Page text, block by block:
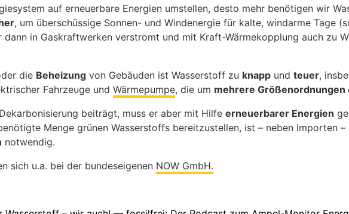
auf erneuerbare Energien umstellen, desto mehr benötigen wir
, um überschüssige Sonnen- und Windenergie für kalte, windarme Tage
dann in Gaskraftwerken verstromt und mit Kraft-Wärmekopplung auch zu
die Beheizung von Gebäuden ist Wasserstoff zu knapp und teuer,
Fahrzeuge und Wärmepumpe, die um mehrere
beiträgt, muss er aber mit Hilfe erneuerbarer Energien
Menge grünen Wasserstoffs bereitzustellen, ist – neben Importen
notwendig.
sich u.a. bei der bundeseigenen NOW GmbH.